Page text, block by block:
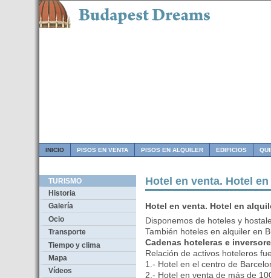
INICIO PISOS EN VENTA PISOS EN ALQUILER EDIFICIOS
TURISMO
Historia
Galería
Ocio
Transporte
Tiempo y clima
Mapa
Vídeos
Hotel en venta. Hotel
Hotel en venta. Hotel en
Disponemos de hoteles y
También hoteles en alquiler en
Cadenas hoteleras e
Relación de activos hoteleros
1.- Hotel en el centro de
2.- Hotel en venta de más de